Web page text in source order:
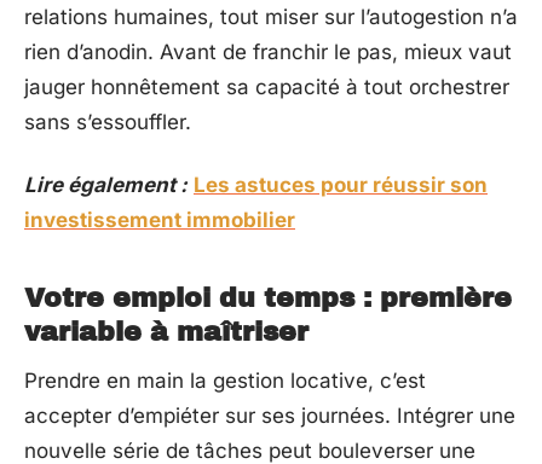
relations humaines, tout miser sur l’autogestion n’a
rien d’anodin. Avant de franchir le pas, mieux vaut
jauger honnêtement sa capacité à tout orchestrer
sans s’essouffler.
Lire également : Les astuces pour réussir son
investissement immobilier
Votre emploi du temps : première
variable à maîtriser
Prendre en main la gestion locative, c’est
accepter d’empiéter sur ses journées. Intégrer une
nouvelle série de tâches peut bouleverser une